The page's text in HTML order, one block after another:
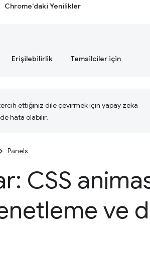
Chrome'daki Yenilikler
Erişilebilirlik Temsilciler için
ettiğiniz dile çevirmek için yapay zeka
hata olabilir.
Panels
CSS
ve